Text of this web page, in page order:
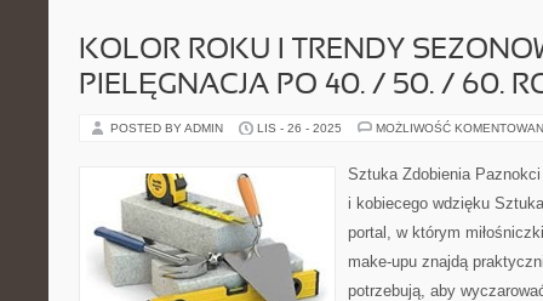
KOLOR ROKU I TRENDY
PIELĘGNACJA PO 40. / 50. / 60.
POSTED BY ADMIN LIS - 26 - 2025 MOŻLIWOŚĆ
Sztuka Zdobienia
i kobiecego wdzięku
portal, w którym
make-upu znajdą
potrzebują, aby